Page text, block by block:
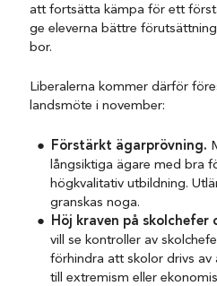
att fortsätta kämpa för ett
ge eleverna bättre
bor.
Liberalerna kommer därför
landsmöte i november:
Förstärkt ägarprövning.
långsiktiga ägare med bra
högkvalitativ utbildning.
granskas noga.
Höj kraven på skolchefer
vill se kontroller av
förhindra att skolor drivs
till extremism eller